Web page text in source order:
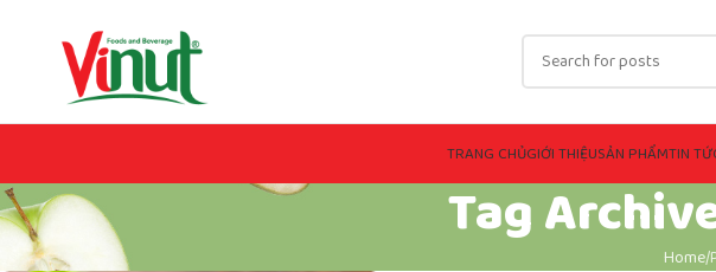
TRANG CHỦGIỚI THIỆUSẢN PHẨMTIN
Tag
Home